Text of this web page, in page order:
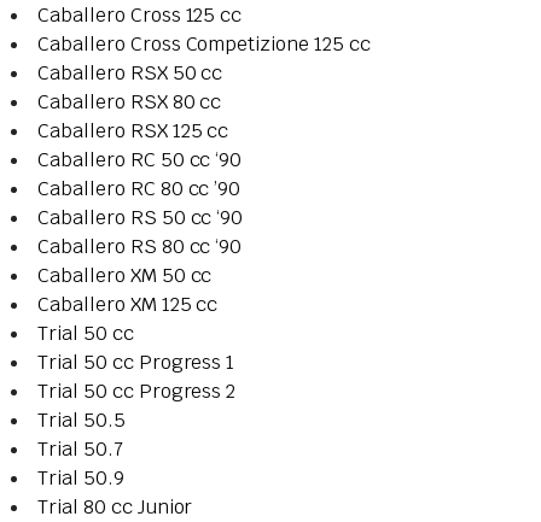
Caballero Cross 125 cc
Caballero Cross Competizione 125 cc
Caballero RSX 50 cc
Caballero RSX 80 cc
Caballero RSX 125 cc
Caballero RC 50 cc ‘90
Caballero RC 80 cc ’90
Caballero RS 50 cc ‘90
Caballero RS 80 cc ‘90
Caballero XM 50 cc
Caballero XM 125 cc
Trial 50 cc
Trial 50 cc Progress 1
Trial 50 cc Progress 2
Trial 50.5
Trial 50.7
Trial 50.9
Trial 80 cc Junior